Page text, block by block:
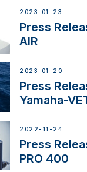
2023-01-23
Press
AIR
2023-01-20
Press
Yamaha-
2022-11-24
Press
PRO 400